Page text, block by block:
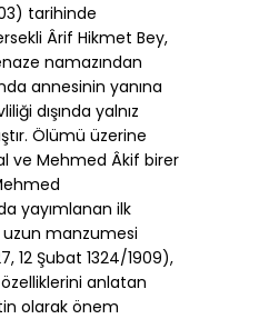
tarihinde
Ârif Hikmet Bey,
namazından
annesinin yanına
dışında yalnız
Ölümü üzerine
ve Mehmed Âkif birer
yayımlanan ilk
uzun manzumesi
12 Şubat 1324/1909),
anlatan
olarak önem